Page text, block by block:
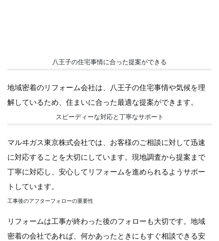
八王子の住宅事情に合った提案ができる
地域密着のリフォーム会社は、八王子の住宅事情や気候を理
解しているため、住まいに合った最適な提案ができます。
スピーディーな対応と丁寧なサポート
マルヰガス東京株式会社では、お客様のご相談に対して迅速
に対応することを大切にしています。現地調査から提案まで
丁寧に対応し、安心してリフォームを進められるようサポー
トしています。
工事後のアフターフォローの重要性
リフォームは工事が終わった後のフォローも大切です。地域
密着の会社であれば、何かあったときにもすぐ相談できる安